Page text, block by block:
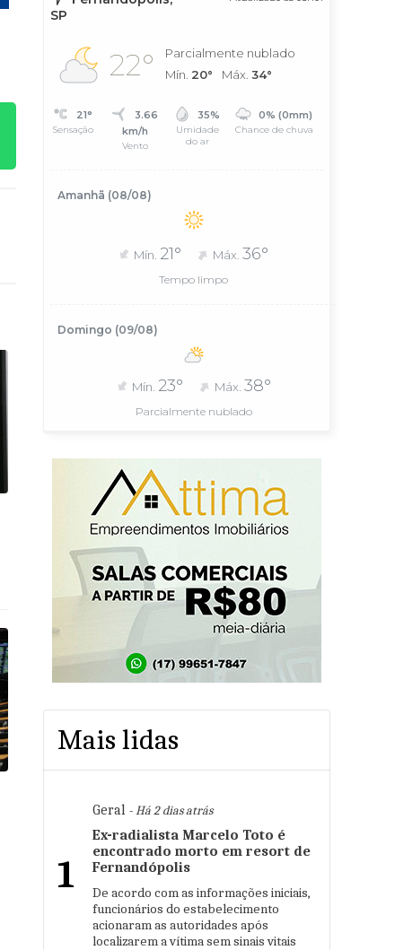
SP
22°
Parcialmente nublado
Mín. 20° Máx. 34°
21°
Sensação
3.66
km/h
Vento
35%
Umidade
do ar
0% (0mm)
Chance de chuva
Amanhã (08/08)
Mín. 21° Máx.36°
Tempo limpo
Domingo (09/08)
Mín. 23° Máx. 38°
Parcialmente nublado
Mais lidas
1
Geral - Há 2 dias atrás
Ex-radialista Marcelo Toto é
encontrado morto em resort de
Fernandópolis
De acordo com as informações iniciais,
funcionários do estabelecimento
acionaram as autoridades após
localizarem a vítima sem sinais vitais